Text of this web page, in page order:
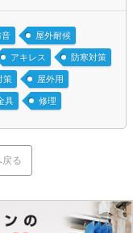
音 屋外耐候
アキレス 防寒対策
策 屋外用
具 修理
戻る